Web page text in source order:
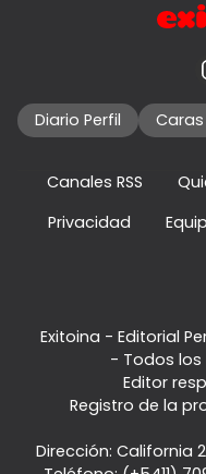
Diario Perfil Caras
Canales RSS
Privacidad
Exitoina - Editorial
- Todos los
Editor
Registro de la
Dirección: California